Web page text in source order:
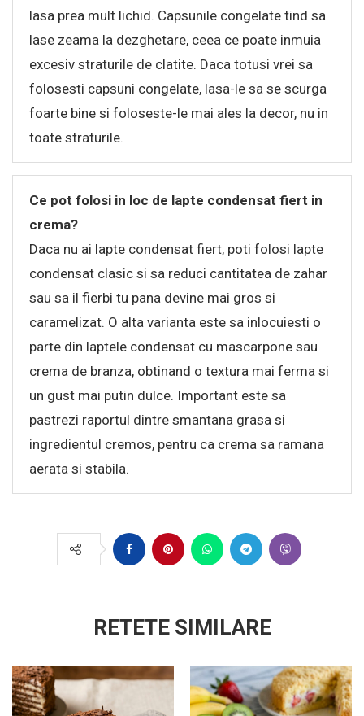
lasa prea mult lichid. Capsunile congelate tind sa
lase zeama la dezghetare, ceea ce poate inmuia
excesiv straturile de clatite. Daca totusi vrei sa
folosesti capsuni congelate, lasa-le sa se scurga
foarte bine si foloseste-le mai ales la decor, nu in
toate straturile.
Ce pot folosi in loc de lapte condensat fiert in
crema?
Daca nu ai lapte condensat fiert, poti folosi lapte
condensat clasic si sa reduci cantitatea de zahar
sau sa il fierbi tu pana devine mai gros si
caramelizat. O alta varianta este sa inlocuiesti o
parte din laptele condensat cu mascarpone sau
crema de branza, obtinand o textura mai ferma si
un gust mai putin dulce. Important este sa
pastrezi raportul dintre smantana grasa si
ingredientul cremos, pentru ca crema sa ramana
aerata si stabila.
RETETE SIMILARE